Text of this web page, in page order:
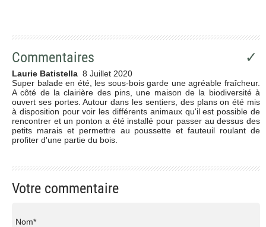
Commentaires ✓
Laurie Batistella 8 Juillet 2020
Super balade en été, les sous-bois garde une agréable fraîcheur.
A côté de la clairière des pins, une maison de la biodiversité à
ouvert ses portes. Autour dans les sentiers, des plans on été mis
à disposition pour voir les différents animaux qu'il est possible de
rencontrer et un ponton a été installé pour passer au dessus des
petits marais et permettre au poussette et fauteuil roulant de
profiter d'une partie du bois.
Votre commentaire
Nom*